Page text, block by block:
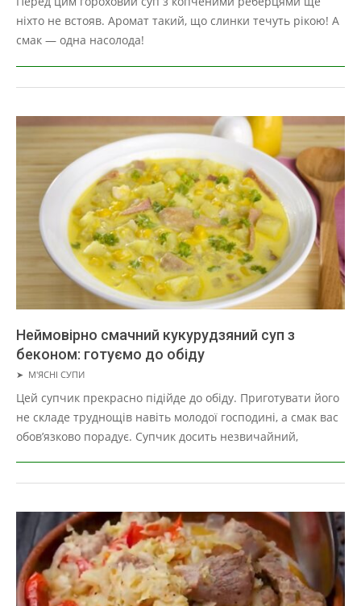
27
ніхто не встояв. Аромат такий, що слинки течуть рікою! А
смак — одна насолода!
Неймовірно смачний кукурудзяний суп з
беконом: готуємо до обіду
2019-
03-
➤ М'ЯСНІ СУПИ
Цей супчик прекрасно підійде до обіду. Приготувати його
не складе труднощів навіть молодої господині, а смак вас
обов’язково порадує. Супчик досить незвичайний,